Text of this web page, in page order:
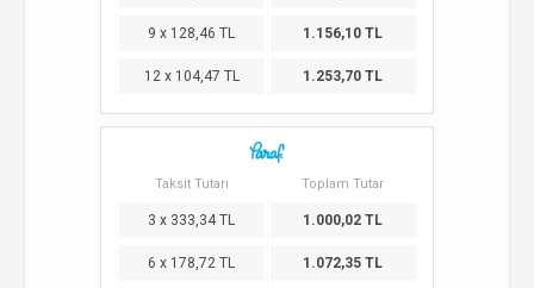
9 x 128,46 TL 1.156,10 TL
12 x 104,47 TL 1.253,70 TL
Taksit Tutarı Toplam Tutar
3 x 333,34 TL 1.000,02 TL
6 x 178,72 TL 1.072,35 TL